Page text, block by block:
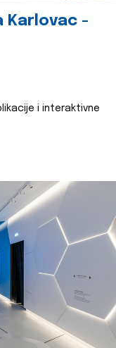
Karlovac -
i interaktivne